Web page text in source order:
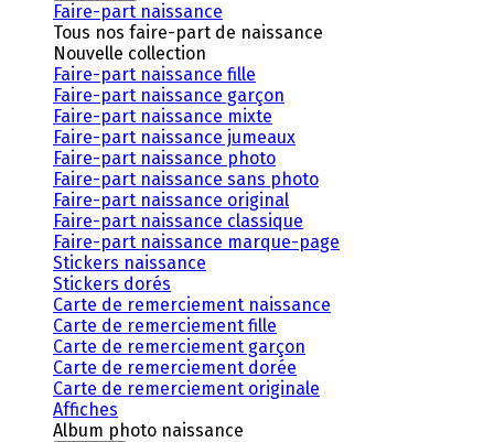
Faire-part naissance
Tous nos faire-part de naissance
Nouvelle collection
Faire-part naissance fille
Faire-part naissance garçon
Faire-part naissance mixte
Faire-part naissance jumeaux
Faire-part naissance photo
Faire-part naissance sans photo
Faire-part naissance original
Faire-part naissance classique
Faire-part naissance marque-page
Stickers naissance
Stickers dorés
Carte de remerciement naissance
Carte de remerciement fille
Carte de remerciement garçon
Carte de remerciement dorée
Carte de remerciement originale
Affiches
Album photo naissance